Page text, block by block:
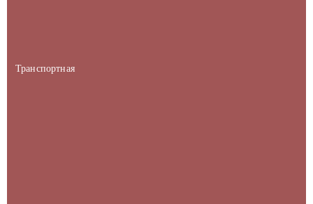
Транспортная